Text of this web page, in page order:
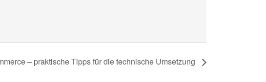
– praktische Tipps für die technische Umsetzung